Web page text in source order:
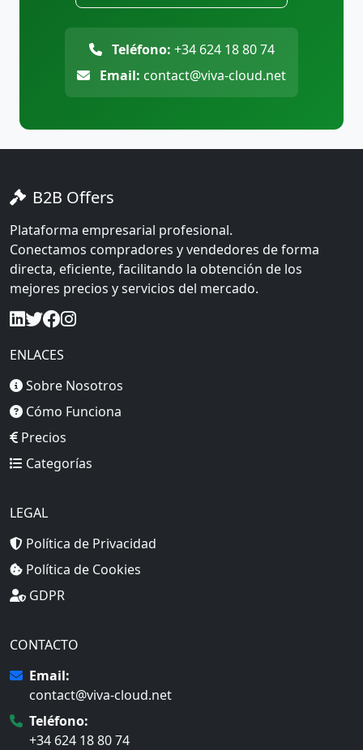
Teléfono: +34 624 18 80 74
Email: contact@viva-cloud.net
B2B Offers
Plataforma empresarial profesional.
Conectamos compradores y vendedores de forma
directa, eficiente, facilitando la obtención de los
mejores precios y servicios del mercado.
ENLACES
Sobre Nosotros
Cómo Funciona
Precios
Categorías
LEGAL
Política de Privacidad
Política de Cookies
GDPR
CONTACTO
Email:
contact@viva-cloud.net
Teléfono:
+34 624 18 80 74